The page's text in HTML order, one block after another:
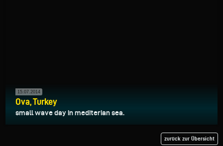
15.07.2014
Ova, Turkey
small wave day in mediterian sea.
zurück zur Übersicht